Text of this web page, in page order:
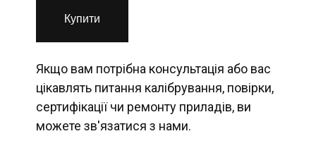
Купити
Якщо вам потрібна консультація або вас
цікавлять питання калібрування, повірки,
сертифікації чи ремонту приладів, ви
можете зв'язатися з нами.